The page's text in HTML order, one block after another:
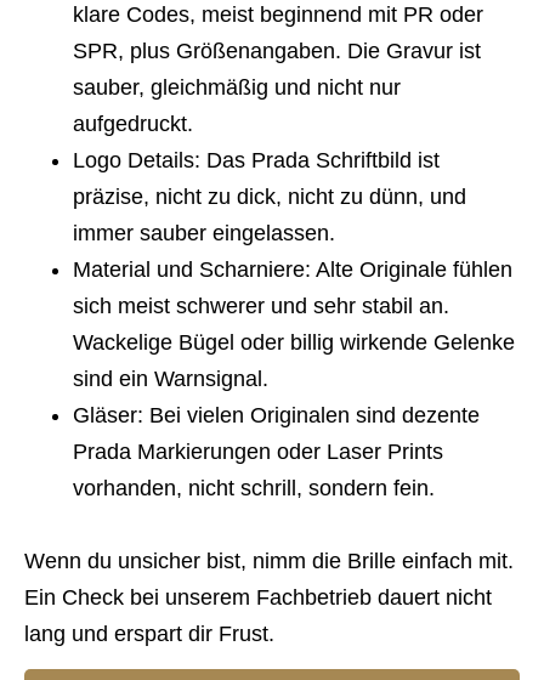
klare Codes, meist beginnend mit PR oder
SPR, plus Größenangaben. Die Gravur ist
sauber, gleichmäßig und nicht nur
aufgedruckt.
Logo Details: Das Prada Schriftbild ist
präzise, nicht zu dick, nicht zu dünn, und
immer sauber eingelassen.
Material und Scharniere: Alte Originale fühlen
sich meist schwerer und sehr stabil an.
Wackelige Bügel oder billig wirkende Gelenke
sind ein Warnsignal.
Gläser: Bei vielen Originalen sind dezente
Prada Markierungen oder Laser Prints
vorhanden, nicht schrill, sondern fein.
Wenn du unsicher bist, nimm die Brille einfach mit.
Ein Check bei unserem Fachbetrieb dauert nicht
lang und erspart dir Frust.